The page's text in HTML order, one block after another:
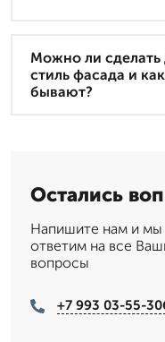
Можно ли
стиль фасада и
бывают?
Остались
Напишите нам и мы
ответим на все
вопросы
+7 993 03-55-